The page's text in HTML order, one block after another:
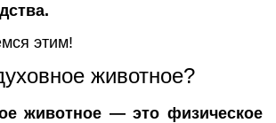
этим!
животное?
животное — это физическое